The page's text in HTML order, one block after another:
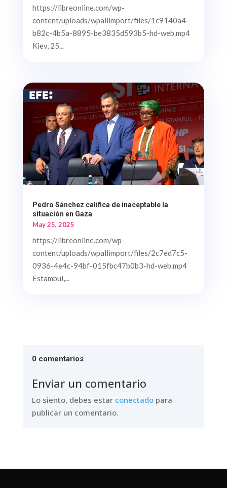
https://libreonline.com/wp-
content/uploads/wpallimport/files/1c9140a4-
b82c-4b5a-8895-be3835d593b5-hd-web.mp4
Kiev, 25...
Pedro Sánchez califica de inaceptable la
situación en Gaza
May 25, 2025
https://libreonline.com/wp-
content/uploads/wpallimport/files/2c7ed7c5-
0936-4e4c-94bf-015fbc47b0b3-hd-web.mp4
Estambul,...
0 comentarios
Enviar un comentario
Lo siento, debes estar conectadopara
publicar un comentario.